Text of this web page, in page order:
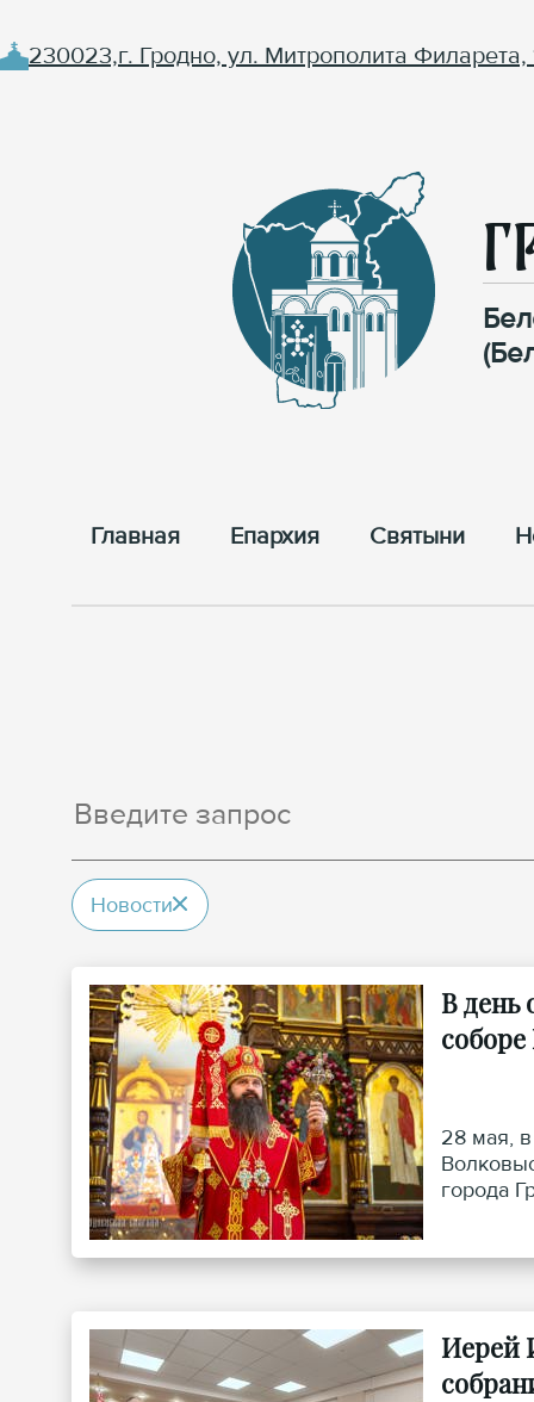
230023,г. Гродно, ул. Митрополита Филарета,
Главная Епархия Cвятыни
Новости
В день
28 мая,
города
Иерей